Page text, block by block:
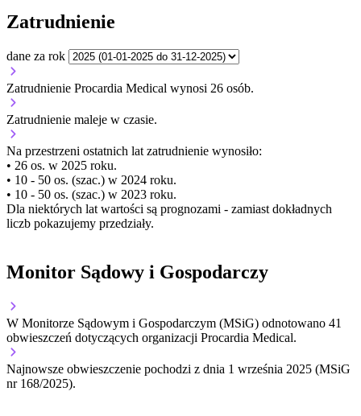
Zatrudnienie
dane za rok
Zatrudnienie Procardia Medical wynosi 26 osób.
Zatrudnienie maleje w czasie.
Na przestrzeni ostatnich lat zatrudnienie wynosiło:
• 26 os. w 2025 roku.
• 10 - 50 os. (szac.) w 2024 roku.
• 10 - 50 os. (szac.) w 2023 roku.
Dla niektórych lat wartości są prognozami - zamiast dokładnych
liczb pokazujemy przedziały.
Monitor Sądowy i Gospodarczy
W Monitorze Sądowym i Gospodarczym (MSiG) odnotowano 41
obwieszczeń dotyczących organizacji Procardia Medical.
Najnowsze obwieszczenie pochodzi z dnia 1 września 2025 (MSiG
nr 168/2025).